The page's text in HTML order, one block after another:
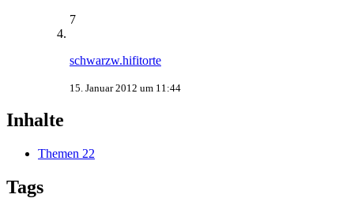
7
schwarzw.hifitorte
15. Januar 2012 um 11:44
Inhalte
Themen 22
Tags